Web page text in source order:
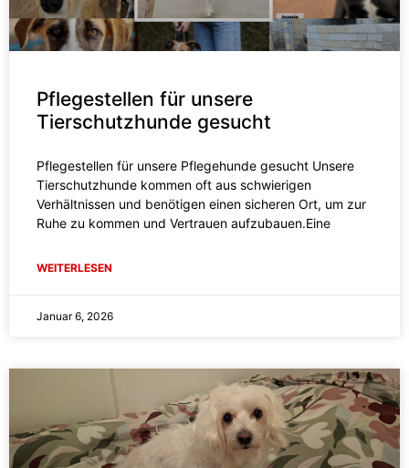
Pflegestellen für unsere
Tierschutzhunde gesucht
Pflegestellen für unsere Pflegehunde gesucht Unsere
Tierschutzhunde kommen oft aus schwierigen
Verhältnissen und benötigen einen sicheren Ort, um zur
Ruhe zu kommen und Vertrauen aufzubauen.Eine
WEITERLESEN
Januar 6, 2026